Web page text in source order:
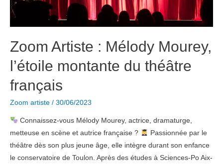
a
redéfini
de
époque
Zoom Artiste : Mélody Mourey,
l’étoile montante du théâtre
français
Zoom artiste / 30/06/2023
Connaissez-vous Mélody Mourey, actrice, dramaturge,
metteuse en scène et autrice française ?
Passionnée par le
théâtre dès son plus jeune âge, elle intègre durant son enfance
le conservatoire de Toulon. Après des études à Sciences-Po Aix-